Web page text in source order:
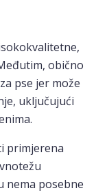
obično
pse jer može
uključujući
primjerena
nema posebne